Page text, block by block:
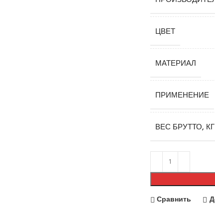
ЦВЕТ
МАТЕРИАЛ
ПРИМЕНЕНИЕ
ВЕС БРУТТО, КГ
Сравнить